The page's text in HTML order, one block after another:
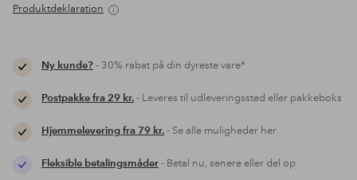
Produktdeklaration
Ny kunde?- 30% rabat på din dyreste vare*
Postpakke fra 29 kr.- Leveres til udleveringssted eller pakkeboks
Hjemmelevering fra 79 kr.- Se alle muligheder her
Fleksible betalingsmåder- Betal nu, senere eller del op